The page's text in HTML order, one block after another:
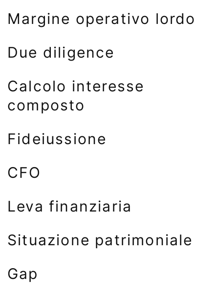
Margine operativo lordo
Due diligence
Calcolo interesse
composto
Fideiussione
CFO
Leva finanziaria
Situazione patrimoniale
Gap